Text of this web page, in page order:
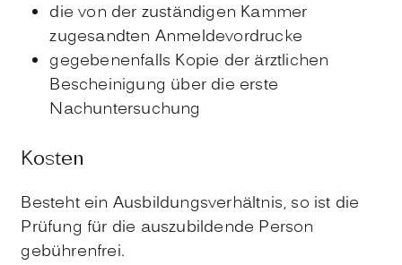
die von der zuständigen Kammer
zugesandten Anmeldevordrucke
gegebenenfalls Kopie der ärztlichen
Bescheinigung über die erste
Nachuntersuchung
Kosten
Besteht ein Ausbildungsverhältnis, so ist die
Prüfung für die auszubildende Person
gebührenfrei.